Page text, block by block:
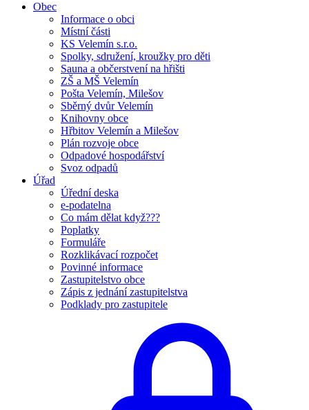
Obec
Informace o obci
Místní části
KS Velemín s.r.o.
Spolky, sdružení, kroužky pro děti
Sauna a občerstvení na hřišti
ZŠ a MŠ Velemín
Pošta Velemín, Milešov
Sběrný dvůr Velemín
Knihovny obce
Hřbitov Velemín a Milešov
Plán rozvoje obce
Odpadové hospodářství
Svoz odpadů
Úřad
Úřední deska
e-podatelna
Co mám dělat když???
Poplatky
Formuláře
Rozklikávací rozpočet
Povinné informace
Zastupitelstvo obce
Zápis z jednání zastupitelstva
Podklady pro zastupitele